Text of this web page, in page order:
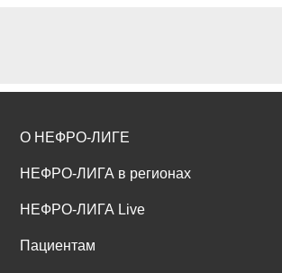
О НЕФРО-ЛИГЕ
НЕФРО-ЛИГА в регионах
НЕФРО-ЛИГА Live
Пациентам